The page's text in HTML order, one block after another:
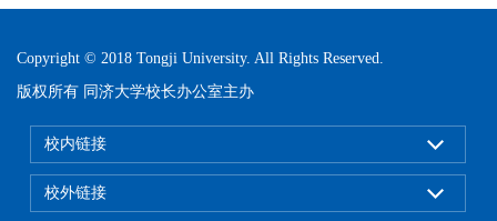
Copyright © 2018 Tongji University. All Rights Reserved.
版权所有 同济大学校长办公室主办